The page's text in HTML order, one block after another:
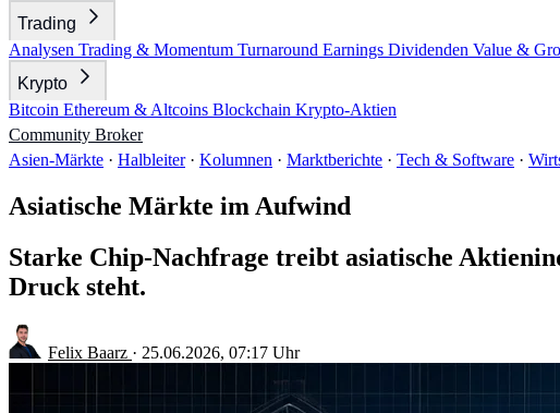
Trading
Analysen Trading & Momentum Turnaround Earnings Dividenden Value &
Krypto
Bitcoin Ethereum & Altcoins Blockchain Krypto-Aktien
Community Broker
Asien-Märkte · Halbleiter · Kolumnen · Marktberichte · Tech & Software ·
Asiatische Märkte im Aufwind
Starke Chip-Nachfrage treibt asiatische
Druck steht.
Felix Baarz · 25.06.2026, 07:17 Uhr